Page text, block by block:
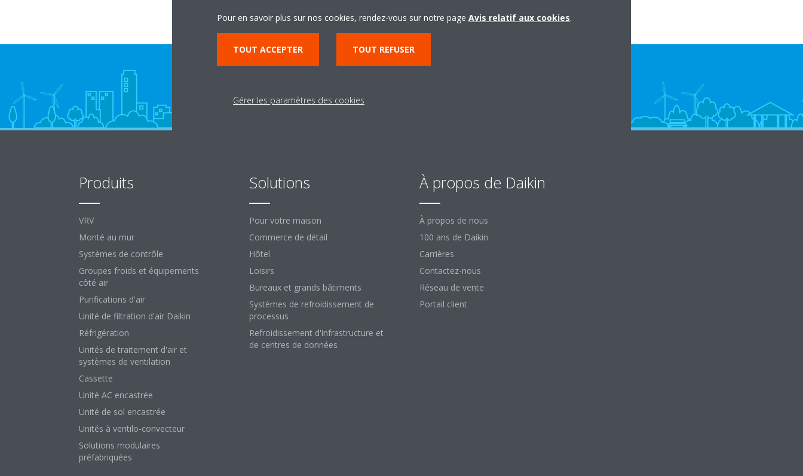
Produits
VRV
Monté au mur
Systèmes de contrôle
Groupes froids et équipements
côté air
Purifications d'air
Unité de filtration d'air Daikin
Réfrigération
Unités de traitement d'air et
systèmes de ventilation
Cassette
Unité AC encastrée
Unité de sol encastrée
Unités à ventilo-convecteur
Solutions modulaires
préfabriquées
Solutions
Pour votre maison
Commerce de détail
Hôtel
Loisirs
Bureaux et grands bâtiments
Systèmes de refroidissement de
processus
Refroidissement d'infrastructure et
de centres de données
À propos de Daikin
À propos de nous
100 ans de Daikin
Carrières
Contactez-nous
Réseau de vente
Portail client
Pour en savoir plus sur nos cookies, rendez-vous sur notre page Avis relatif aux cookies.
TOUT ACCEPTER TOUT REFUSER
Gérer les paramètres des cookies